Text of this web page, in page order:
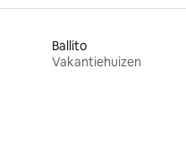
Ballito
Vakantiehuizen